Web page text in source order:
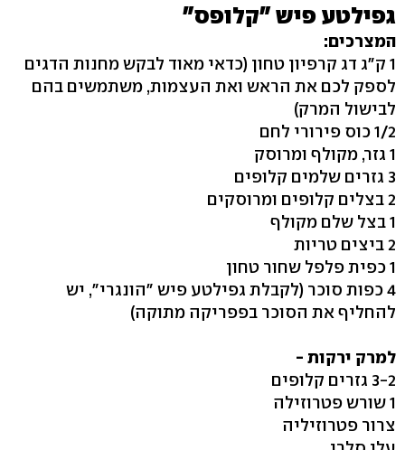
גפילטע פיש "קלופס"
המצרכים:
1 ק"ג דג קרפיון טחון (כדאי מאוד לבקש מחנות הדגים
לספק לכם את הראש ואת העצמות, משתמשים בהם
לבישול המרק)
1/2 כוס פירורי לחם
1 גזר, מקולף ומרוסק
3 גזרים שלמים קלופים
2 בצלים קלופים ומרוסקים
1 בצל שלם מקולף
2 ביצים טריות
1 כפית פלפל שחור טחון
4 כפות סוכר (לקבלת גפילטע פיש "הונגרי", יש
להחליף את הסוכר בפפריקה מתוקה)
למרק ירקות -
3-2 גזרים קלופים
1 שורש פטרוזילה
צרור פטרוזיליה